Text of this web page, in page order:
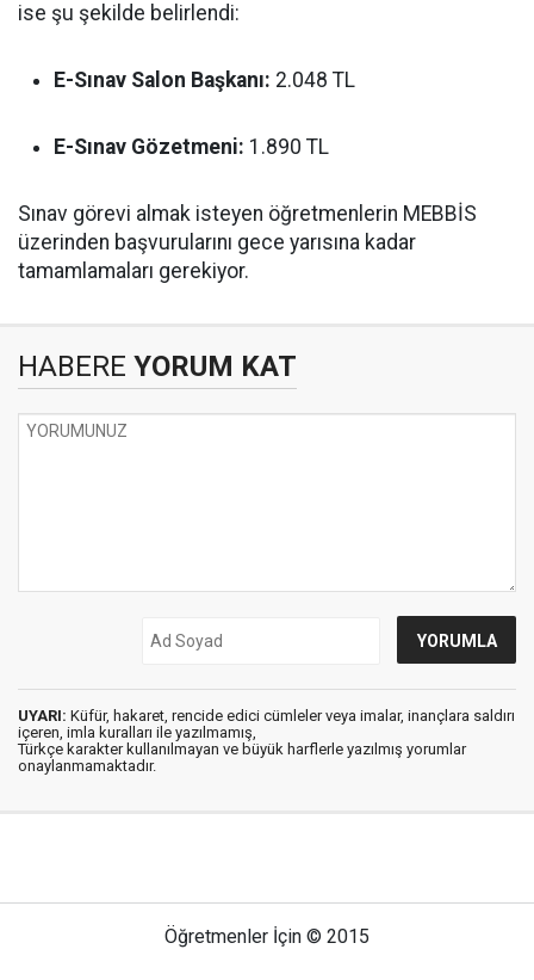
ise şu şekilde belirlendi:
E-Sınav Salon Başkanı: 2.048 TL
E-Sınav Gözetmeni: 1.890 TL
Sınav görevi almak isteyen öğretmenlerin MEBBİS
üzerinden başvurularını gece yarısına kadar
tamamlamaları gerekiyor.
HABERE YORUM KAT
UYARI: Küfür, hakaret, rencide edici cümleler veya imalar, inançlara saldırı
içeren, imla kuralları ile yazılmamış,
Türkçe karakter kullanılmayan ve büyük harflerle yazılmış yorumlar
onaylanmamaktadır.
Öğretmenler İçin © 2015